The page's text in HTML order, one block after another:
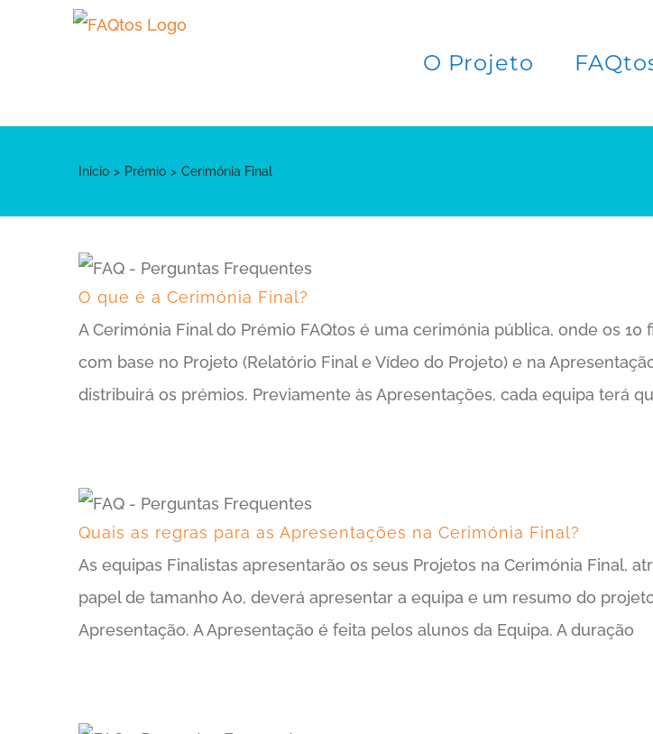
O Projeto
Início Prémio Cerimónia Final
O que é a Cerimónia Final?
A Cerimónia Final do Prémio FAQtos é uma cerimónia pública, onde os
com base no Projeto (Relatório Final e Vídeo do Projeto) e na
distribuirá os prémios. Previamente às Apresentações, cada equipa terá
Quais as regras para as Apresentações na Cerimónia Final?
As equipas Finalistas apresentarão os seus Projetos na Cerimónia Final,
papel de tamanho A0, deverá apresentar a equipa e um resumo do
Apresentação. A Apresentação é feita pelos alunos da Equipa. A duração